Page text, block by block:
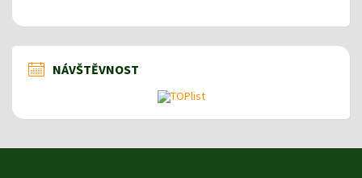
NÁVŠTĚVNOST